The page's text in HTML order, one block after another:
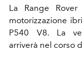
La Range
motorizzazione
P540 V8. La
arriverà nel corso